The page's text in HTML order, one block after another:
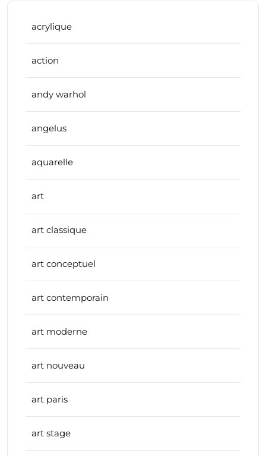
acrylique
action
andy warhol
angelus
aquarelle
art
art classique
art conceptuel
art contemporain
art moderne
art nouveau
art paris
art stage